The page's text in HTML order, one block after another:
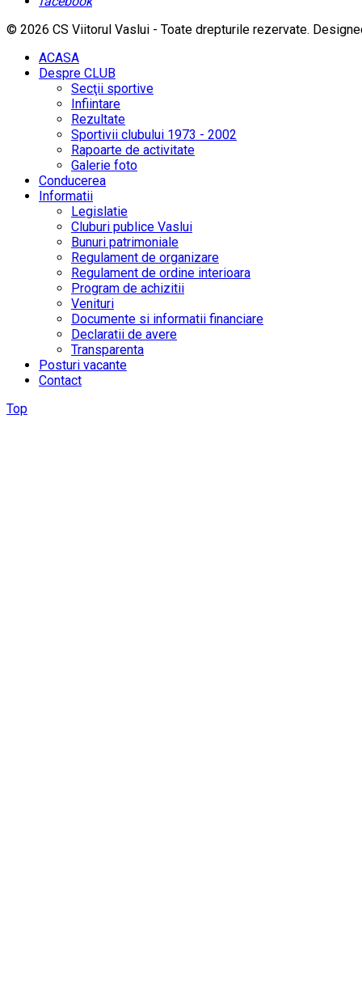
© 2026 CS Viitorul Vaslui - Toate drepturile rezervate.
ACASA
Despre CLUB
Secţii sportive
Infiintare
Rezultate
Sportivii clubului 1973 - 2002
Rapoarte de activitate
Galerie foto
Conducerea
Informatii
Legislatie
Cluburi publice Vaslui
Bunuri patrimoniale
Regulament de organizare
Regulament de ordine interioara
Program de achizitii
Venituri
Documente si informatii financiare
Declaratii de avere
Transparenta
Posturi vacante
Contact
Top